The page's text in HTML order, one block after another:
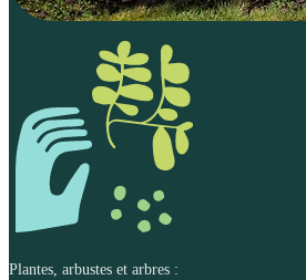
Plantes, arbustes et arbres :